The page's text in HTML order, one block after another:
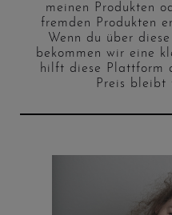
meinen Produkten
fremden Produkten
Wenn du über
bekommen wir eine
hilft diese Plattform
Preis bleibt